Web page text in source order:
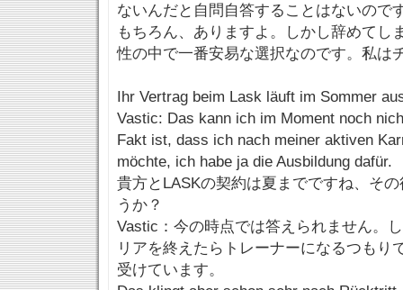
ないんだと自問自答することはないので
もちろん、ありますよ。しかし辞めてし
性の中で一番安易な選択なのです。私は
Ihr Vertrag beim Lask läuft im Sommer
Vastic: Das kann ich im Moment noch
Fakt ist, dass ich nach meiner aktiven
möchte, ich habe ja die Ausbildung dafür.
貴方とLASKの契約は夏までですね、そ
うか？
Vastic：今の時点では答えられません。
リアを終えたらトレーナーになるつもり
受けています。